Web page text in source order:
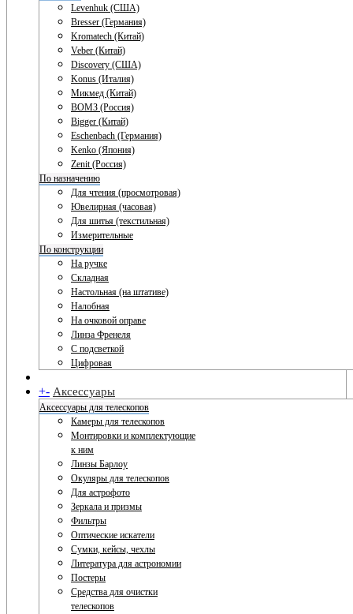
Levenhuk (США)
Bresser (Германия)
Kromatech (Китай)
Veber (Китай)
Discovery (США)
Konus (Италия)
Микмед (Китай)
ВОМЗ (Россия)
Bigger (Китай)
Eschenbach (Германия)
Kenko (Япония)
Zenit (Россия)
По назначению
Для чтения (просмотровая)
Ювелирная (часовая)
Для шитья (текстильная)
Измерительные
По конструкции
На ручке
Складная
Настольная (на штативе)
Налобная
На очковой оправе
Линза Френеля
С подсветкой
Цифровая
+- Аксессуары
Аксессуары для телескопов
Камеры для телескопов
Монтировки и комплектующие
к ним
Линзы Барлоу
Окуляры для телескопов
Для астрофото
Зеркала и призмы
Фильтры
Оптические искатели
Сумки, кейсы, чехлы
Литература для астрономии
Постеры
Средства для очистки
телескопов